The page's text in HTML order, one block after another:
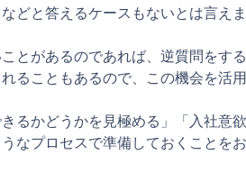
どと答えるケースもないとは言え
とがあるのであれば、逆質問をする
ることもあるので、この機会を活
るかどうかを見極める」「入社意
なプロセスで準備しておくことを